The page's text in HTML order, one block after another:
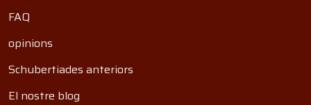
FAQ
opinions
Schubertiades anteriors
El nostre blog